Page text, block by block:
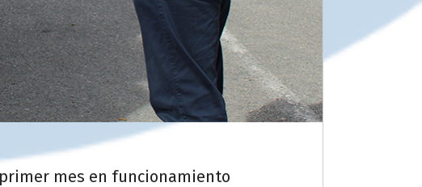
primer mes en funcionamiento